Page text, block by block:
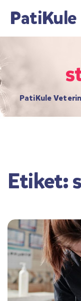
PatiKule
PatiKule
Etiket: